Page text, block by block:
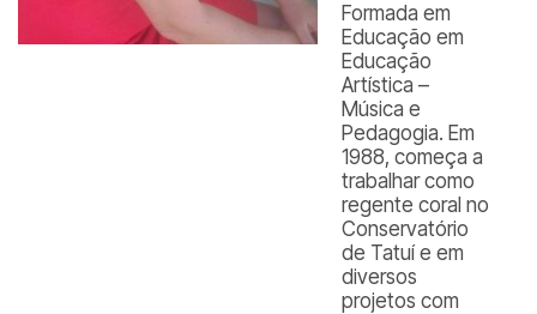
Formada em
Educação em
Educação
Artística –
Música e
Pedagogia. Em
1988, começa a
trabalhar como
regente coral no
Conservatório
de Tatuí e em
diversos
projetos com